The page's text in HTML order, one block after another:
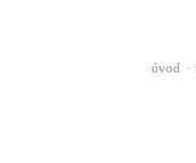
úvod ·